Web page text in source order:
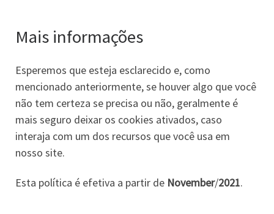
Mais informações
Esperemos que esteja esclarecido e, como
mencionado anteriormente, se houver algo que você
não tem certeza se precisa ou não, geralmente é
mais seguro deixar os cookies ativados, caso
interaja com um dos recursos que você usa em
nosso site.
Esta política é efetiva a partir de November/2021.